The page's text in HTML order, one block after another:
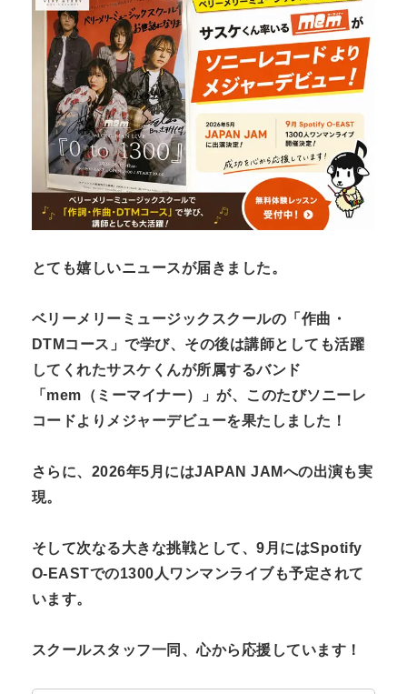
T
E
D
O
N
とても嬉しいニュースが届きました。
ベリーメリーミュージックスクールの「作曲・
DTMコース」で学び、その後は講師としても活躍
してくれたサスケくんが所属するバンド
「mem（ミーマイナー）」が、このたびソニーレ
コードよりメジャーデビューを果たしました！
さらに、2026年5月にはJAPAN JAMへの出演も実
現。
そして次なる大きな挑戦として、9月にはSpotify
O-EASTでの1300人ワンマンライブも予定されて
います。
スクールスタッフ一同、心から応援しています！